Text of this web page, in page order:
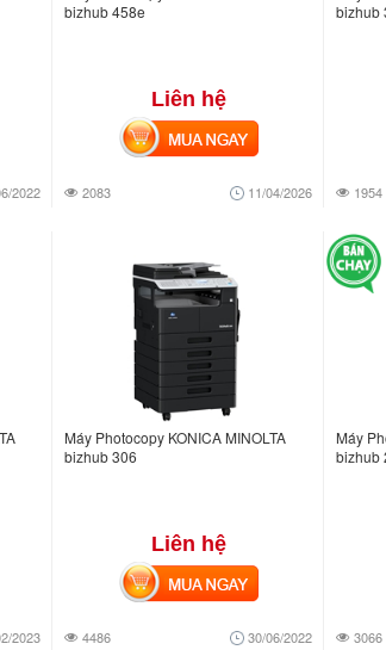
2022
bizhub 458e
Liên hệ
2083 11/04/2026
MUA NGAY
bizhub
1954
2023
Máy Photocopy KONICA MINOLTA
bizhub 306
Liên hệ
4486 30/06/2022
MUA NGAY
Máy
bizhub
3066